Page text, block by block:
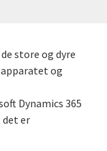
store og dyre
og
Dynamics 365
det er